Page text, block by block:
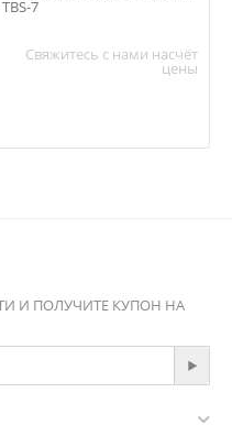
TBS-7
Свяжитесь с нами насчёт
цены
И ПОЛУЧИТЕ КУПОН НА